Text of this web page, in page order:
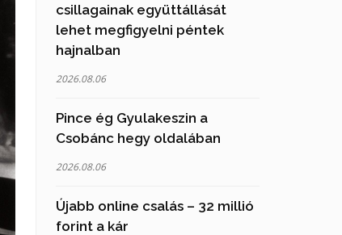
csillagainak együttállását
lehet megfigyelni péntek
hajnalban
2026.08.06
Pince ég Gyulakeszin a
Csobánc hegy oldalában
2026.08.06
Újabb online csalás – 32 millió
forint a kár